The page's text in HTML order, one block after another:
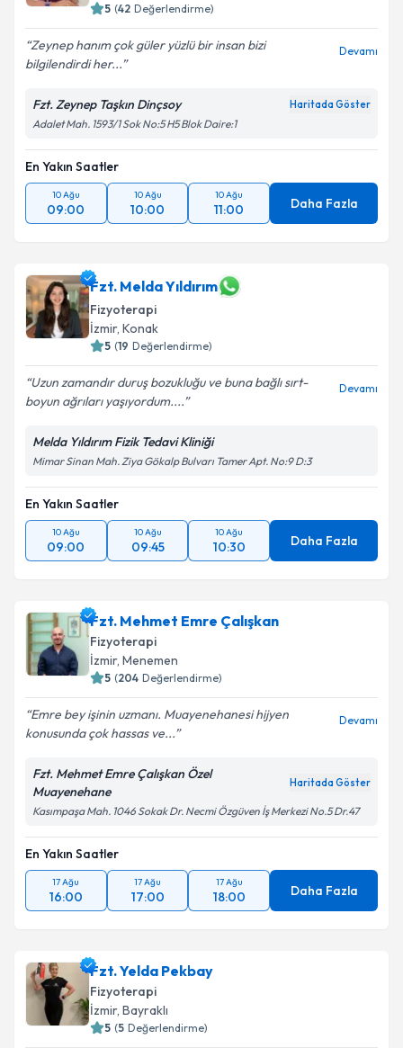
5 (42 Değerlendirme)
Zeynep hanım çok güler yüzlü bir insan bizi
bilgilendirdi her...
Devamı
Fzt. Zeynep Taşkın Dinçsoy Haritada Göster
Adalet Mah. 1593/1 Sok No:5 H5 Blok Daire:1
En Yakın Saatler
10 Ağu
09:00
10 Ağu
10:00
10 Ağu
11:00 Daha Fazla
Fzt. Melda Yıldırım
Fizyoterapi
İzmir, Konak
5 (19 Değerlendirme)
Uzun zamandır duruş bozukluğu ve buna bağlı sırt-
boyun ağrıları yaşıyordum....
Devamı
Melda Yıldırım Fizik Tedavi Kliniği
Mimar Sinan Mah. Ziya Gökalp Bulvarı Tamer Apt. No:9 D:3
En Yakın Saatler
10 Ağu
09:00
10 Ağu
09:45
10 Ağu
10:30 Daha Fazla
Fzt. Mehmet Emre Çalışkan
Fizyoterapi
İzmir, Menemen
5 (204 Değerlendirme)
Emre bey işinin uzmanı. Muayenehanesi hijyen
konusunda çok hassas ve...
Devamı
Fzt. Mehmet Emre Çalışkan Özel
Muayenehane
Haritada Göster
Kasımpaşa Mah. 1046 Sokak Dr. Necmi Özgüven İş Merkezi No.5 Dr.47
En Yakın Saatler
17 Ağu
16:00
17 Ağu
17:00
17 Ağu
18:00 Daha Fazla
Fzt. Yelda Pekbay
Fizyoterapi
İzmir, Bayraklı
5 (5 Değerlendirme)